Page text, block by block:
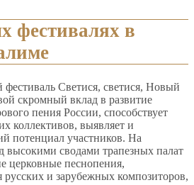
фестивалях в
Светися, светися, Новый
скромный вклад в развитие
пения России, способствует
коллективов, выявляет и
потенциал участников. На
высокими сводами трапезных палат
церковные песнопения,
русских и зарубежных композиторов,